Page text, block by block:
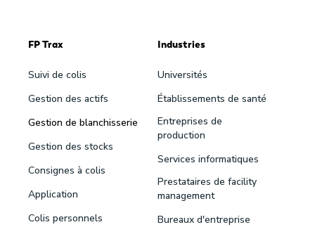
FP Trax
Suivi de colis
Gestion des actifs
Gestion de blanchisserie
Gestion des stocks
Consignes à colis
Application
Colis personnels
Industries
Universités
Établissements de santé
Entreprises de
production
Services informatiques
Prestataires de facility
management
Bureaux d'entreprise